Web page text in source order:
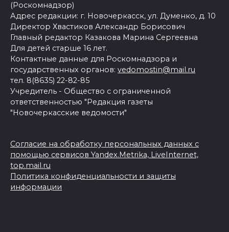
(Роскомнадзор)
Адрес редакции: г. Новочеркасск, ул. Думенко, д. 10
Директор Хвастиков Александр Борисович
Главный редактор Казакова Марина Сергеевна
Для детей старше 16 лет.
Контактные данные для Роскомнадзора и
государственных органов: vedomostin@mail.ru
тел. 8(8635) 22-82-85
Учредитель - Общество с ограниченной
ответственностью "Редакция газеты
"Новочеркасские ведомости"
Согласие на обработку персональных данных с
помощью сервисов Yandex.Metrika, LiveInternet,
top.mail.ru
Политика конфиденциальности и защиты
информации